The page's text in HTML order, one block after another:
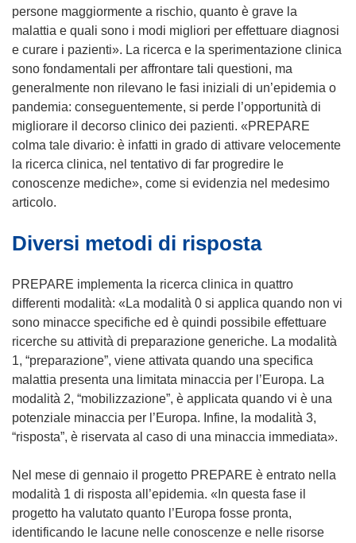
a
n
u
o
v
a
f
i
n
e
r
)
persone maggiormente a rischio, quanto è grave la
malattia e quali sono i modi migliori per effettuare diagnosi
e curare i pazienti». La ricerca e la sperimentazione clinica
sono fondamentali per affrontare tali questioni, ma
generalmente non rilevano le fasi iniziali di un’epidemia o
pandemia: conseguentemente, si perde l’opportunità di
migliorare il decorso clinico dei pazienti. «PREPARE
colma tale divario: è infatti in grado di attivare velocemente
la ricerca clinica, nel tentativo di far progredire le
conoscenze mediche», come si evidenzia nel medesimo
articolo.
Diversi metodi di risposta
PREPARE implementa la ricerca clinica in quattro
differenti modalità: «La modalità 0 si applica quando non vi
sono minacce specifiche ed è quindi possibile effettuare
ricerche su attività di preparazione generiche. La modalità
1, “preparazione”, viene attivata quando una specifica
malattia presenta una limitata minaccia per l’Europa. La
modalità 2, “mobilizzazione”, è applicata quando vi è una
potenziale minaccia per l’Europa. Infine, la modalità 3,
“risposta”, è riservata al caso di una minaccia immediata».
Nel mese di gennaio il progetto PREPARE è entrato nella
modalità 1 di risposta all’epidemia. «In questa fase il
progetto ha valutato quanto l’Europa fosse pronta,
identificando le lacune nelle conoscenze e nelle risorse